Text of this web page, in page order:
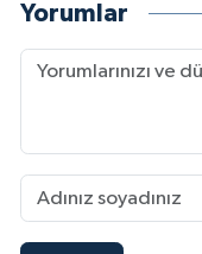
Yorumlar